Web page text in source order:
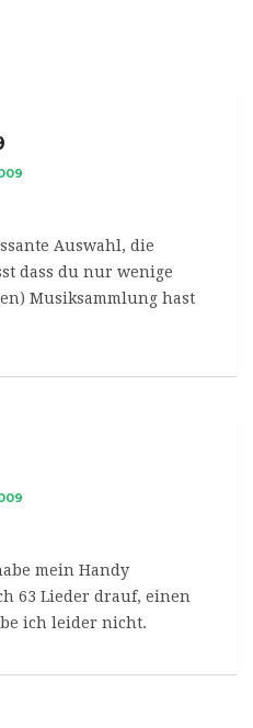
Auswahl, die
dass du nur wenige
Musiksammlung hast
mein Handy
63 Lieder drauf, einen
ich leider nicht.